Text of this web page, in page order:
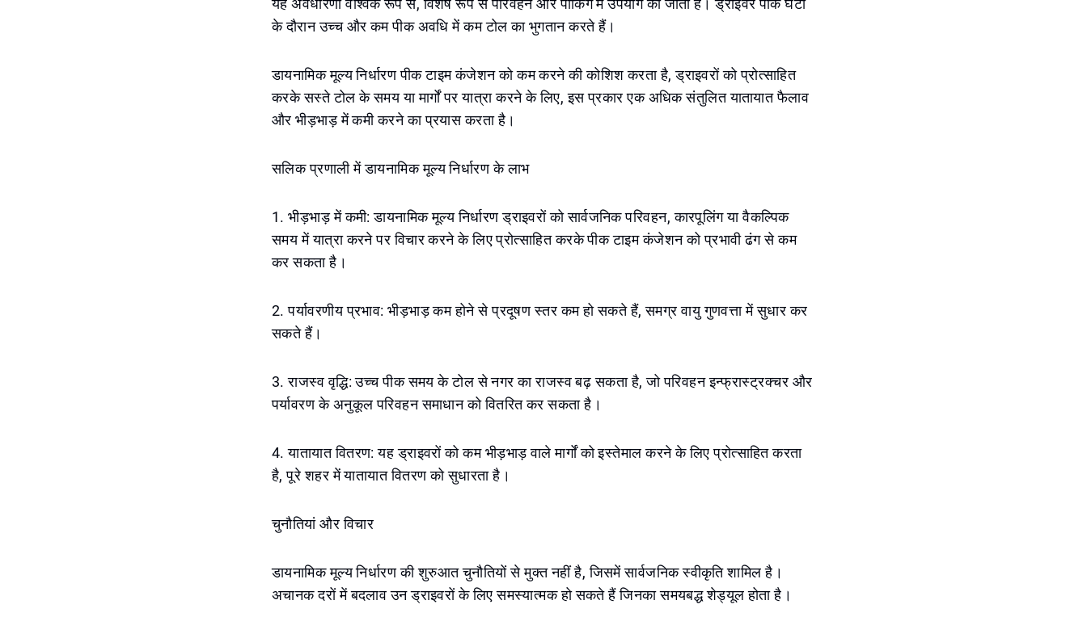
यह अवधारणा वैश्विक रूप से, विशेष रूप से परिवहन और पार्किंग में उपयोग की जाती है। ड्राइवर पीक घंटों
के दौरान उच्च और कम पीक अवधि में कम टोल का भुगतान करते हैं।
डायनामिक मूल्य निर्धारण पीक टाइम कंजेशन को कम करने की कोशिश करता है, ड्राइवरों को प्रोत्साहित
करके सस्ते टोल के समय या मार्गों पर यात्रा करने के लिए, इस प्रकार एक अधिक संतुलित यातायात फैलाव
और भीड़भाड़ में कमी करने का प्रयास करता है।
सलिक प्रणाली में डायनामिक मूल्य निर्धारण के लाभ
1. भीड़भाड़ में कमी: डायनामिक मूल्य निर्धारण ड्राइवरों को सार्वजनिक परिवहन, कारपूलिंग या वैकल्पिक
समय में यात्रा करने पर विचार करने के लिए प्रोत्साहित करके पीक टाइम कंजेशन को प्रभावी ढंग से कम
कर सकता है।
2. पर्यावरणीय प्रभाव: भीड़भाड़ कम होने से प्रदूषण स्तर कम हो सकते हैं, समग्र वायु गुणवत्ता में सुधार कर
सकते हैं।
3. राजस्व वृद्धि: उच्च पीक समय के टोल से नगर का राजस्व बढ़ सकता है, जो परिवहन इन्फ्रास्ट्रक्चर और
पर्यावरण के अनुकूल परिवहन समाधान को वितरित कर सकता है।
4. यातायात वितरण: यह ड्राइवरों को कम भीड़भाड़ वाले मार्गों को इस्तेमाल करने के लिए प्रोत्साहित करता
है, पूरे शहर में यातायात वितरण को सुधारता है।
चुनौतियां और विचार
डायनामिक मूल्य निर्धारण की शुरुआत चुनौतियों से मुक्त नहीं है, जिसमें सार्वजनिक स्वीकृति शामिल है।
अचानक दरों में बदलाव उन ड्राइवरों के लिए समस्यात्मक हो सकते हैं जिनका समयबद्ध शेड्यूल होता है।